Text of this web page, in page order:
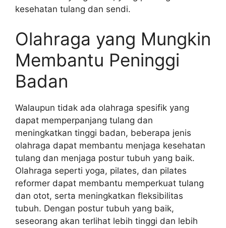
kesehatan tulang dan sendi.
Olahraga yang Mungkin
Membantu Peninggi
Badan
Walaupun tidak ada olahraga spesifik yang
dapat memperpanjang tulang dan
meningkatkan tinggi badan, beberapa jenis
olahraga dapat membantu menjaga kesehatan
tulang dan menjaga postur tubuh yang baik.
Olahraga seperti yoga, pilates, dan pilates
reformer dapat membantu memperkuat tulang
dan otot, serta meningkatkan fleksibilitas
tubuh. Dengan postur tubuh yang baik,
seseorang akan terlihat lebih tinggi dan lebih